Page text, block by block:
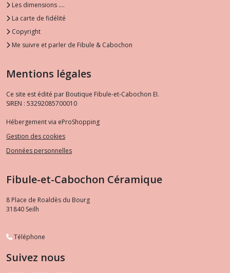
Les dimensions ....
La carte de fidélité
Copyright
Me suivre et parler de Fibule & Cabochon
Mentions légales
Ce site est édité par Boutique Fibule-et-Cabochon EI.
SIREN : 53292085700010
Hébergement via eProShopping
Gestion des cookies
Données personnelles
Fibule-et-Cabochon Céramique
8 Place de Roaldès du Bourg
31840 Seilh
Téléphone
Suivez nous